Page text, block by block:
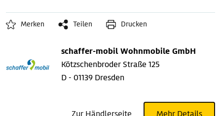
Merken Teilen Drucken
schaffer-mobil Wohnmobile GmbH
Kötzschenbroder Straße 125
D - 01139 Dresden